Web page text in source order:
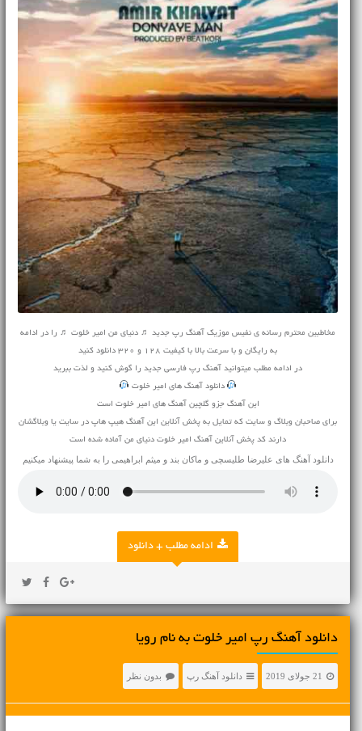
مخاطبین محترم رسانه ی نفیس موزیک آهنگ رپ جدید ♬ دنیای من امیر خلوت ♬ را در ادامه
به رایگان و با سرعت بالا با کیفیت 128 و 320 دانلود کنید
در ادامه مطلب میتوانید آهنگرپ فارسی جدید را گوش کنید و لذت ببرید
دانلود آهنگ های امیر خلوت
این آهنگ جزو گلچین آهنگ های امیر خلوت است
برای صاحبان وبلاگ و سایت که تمایل به پخش آنلاین این آهنگ هیپ هاپ در سایت یا وبلاگشان
دارند کد پخش آنلاین آهنگ امیر خلوت دنیای من آماده شده است
دانلود آهنگ های علیرضا طلیسچی و ماکان بند و میثم ابراهیمی را به شما پیشنهاد میکنیم
ادامه مطلب + دانلود
دانلود آهنگ رپ امیر خلوت به نام رویا
21 جولای 2019 دانلود آهنگ رپ بدون نظر